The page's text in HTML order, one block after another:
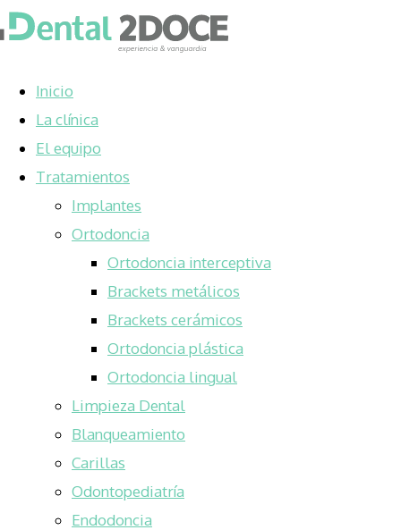
Inicio
La clínica
El equipo
Tratamientos
Implantes
Ortodoncia
Ortodoncia interceptiva
Brackets metálicos
Brackets cerámicos
Ortodoncia plástica
Ortodoncia lingual
Limpieza Dental
Blanqueamiento
Carillas
Odontopediatría
Endodoncia